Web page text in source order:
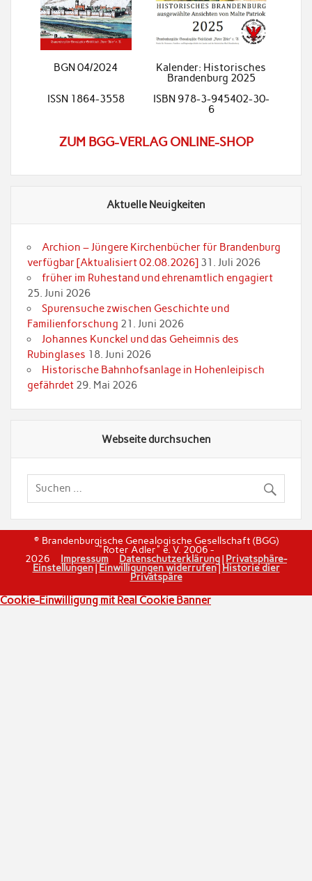
BGN 04/2024
Kalender: Historisches
Brandenburg 2025
ISSN 1864-3558
ISBN 978-3-945402-30-
6
ZUM BGG-VERLAG ONLINE-SHOP
Aktuelle Neuigkeiten
Archion – Jüngere Kirchenbücher für Brandenburg
verfügbar [Aktualisiert 02.08.2026] 31. Juli 2026
früher im Ruhestand und ehrenamtlich engagiert
25. Juni 2026
Spurensuche zwischen Geschichte und
Familienforschung 21. Juni 2026
Johannes Kunckel und das Geheimnis des
Rubinglases 18. Juni 2026
Historische Bahnhofsanlage in Hohenleipisch
gefährdet 29. Mai 2026
Webseite durchsuchen
© Brandenburgische Genealogische Gesellschaft (BGG)
"Roter Adler" e. V. 2006 -
2026 Impressum Datenschutzerklärung| Privatsphäre-
Einstellungen| Einwilligungen widerrufen|Historie dier
Privatspäre
Cookie-Einwilligung mit Real Cookie Banner